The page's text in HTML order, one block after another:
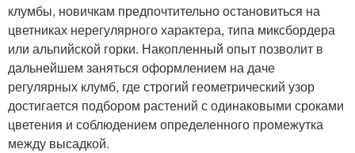
клумбы, новичкам предпочтительно остановиться на
цветниках нерегулярного характера, типа миксбордера
или альпийской горки. Накопленный опыт позволит в
дальнейшем заняться оформлением на даче
регулярных клумб, где строгий геометрический узор
достигается подбором растений с одинаковыми сроками
цветения и соблюдением определенного промежутка
между высадкой.